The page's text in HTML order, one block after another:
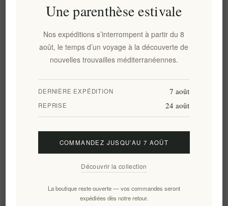
Coffret cadeau en bois Touch
€55,00 HT
Panier traditionnel en osier
EL1345
€51,90 HT
Panier cadeau traditionnel en
Un cadeau unique de la Grèce
dans une boîte cadeau en bois
Une parenthèse estivale
Nos expéditions s’interrompent à partir du 8
août, le temps d’un voyage à la découverte de
nouvelles trouvailles méditerranéennes.
DERNIÈRE EXPÉDITION 7 août
REPRISE 24 août
COMMANDEZ JUSQU’AU 7 AOÛT
Découvrir la collection
La boutique reste ouverte — vos commandes seront
expédiées dès notre retour.